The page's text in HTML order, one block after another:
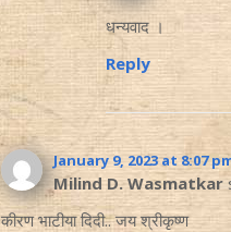
धन्यवाद ।
Reply
January 9, 2023 at 8:07
Milind D. Wasmatkar
कीरण भाटीया दिदी.. जय श्रीकृष्ण